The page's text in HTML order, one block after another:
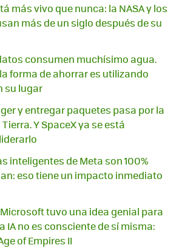
más vivo que nunca: la NASA y los
más de un siglo después de su
consumen muchísimo agua.
forma de ahorrar es utilizando
su lugar
y entregar paquetes pasa por la
Y SpaceX ya se está
inteligentes de Meta son 100%
eso tiene un impacto inmediato
tuvo una idea genial para
IA no es consciente de sí misma:
of Empires II